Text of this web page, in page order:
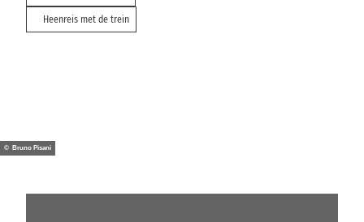
Heenreis met de trein
© Bruno Pisani